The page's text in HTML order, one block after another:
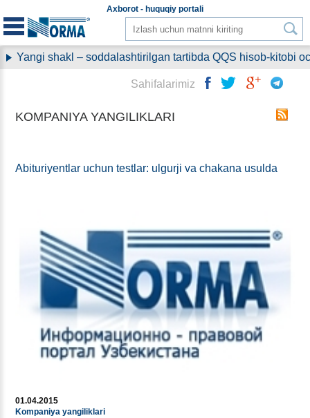
Aхborot - huquqiy portali
Yangi shakl – soddalashtirilgan tartibda QQS hisob-kitobi
KOMPANIYA YANGILIKLARI
Abituriyentlar uchun testlar: ulgurji va chakana usulda
01.04.2015
Kompaniya yangiliklari
Sahifalarimiz